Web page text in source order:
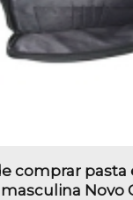
comprar pasta
masculina Novo